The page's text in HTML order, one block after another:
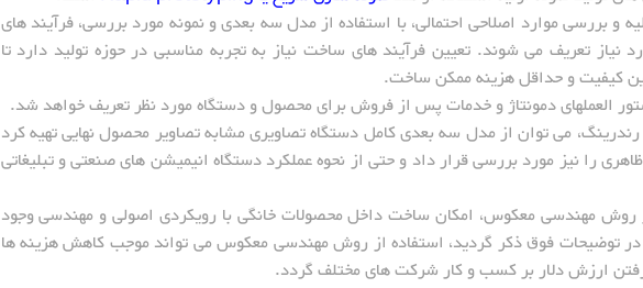
و بررسی موارد اصلاحی احتمالی، با استفاده از مدل سه بعدی و نمونه مورد بررسی، فرآیند های
نیاز تعریف می شوند. تعیین فرآیند های ساخت نیاز به تجربه مناسبی در حوزه تولید دارد تا
کیفیت و حداقل هزینه ممکن ساخت.
العملهای دمونتاژ و خدمات پس از فروش برای محصول و دستگاه مورد نظر تعریف خواهد شد.
می توان از مدل سه بعدی کامل دستگاه تصاویری مشابه تصاویر محصول نهایی تهیه کرد
را نیز مورد بررسی قرار داد و حتی از نحوه عملکرد دستگاه انیمیشن های صنعتی و تبلیغاتی
روش مهندسی معکوس، امکان ساخت داخل محصولات خانگی با رویکردی اصولی و مهندسی وجود
توضیحات فوق ذکر گردید، استفاده از روش مهندسی معکوس می تواند موجب کاهش هزینه ها
رفتن ارزش دلار بر کسب و کار شرکت های مختلف گردد.